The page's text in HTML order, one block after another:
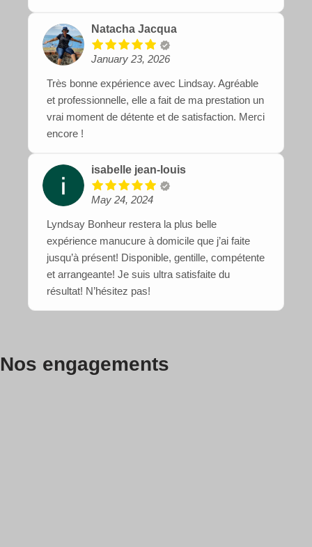
Natacha Jacqua
January 23, 2026
Très bonne expérience avec Lindsay. Agréable
et professionnelle, elle a fait de ma prestation un
vrai moment de détente et de satisfaction. Merci
encore !
isabelle jean-louis
May 24, 2024
Lyndsay Bonheur restera la plus belle
expérience manucure à domicile que j’ai faite
jusqu’à présent! Disponible, gentille, compétente
et arrangeante! Je suis ultra satisfaite du
résultat! N’hésitez pas!
Nos engagements